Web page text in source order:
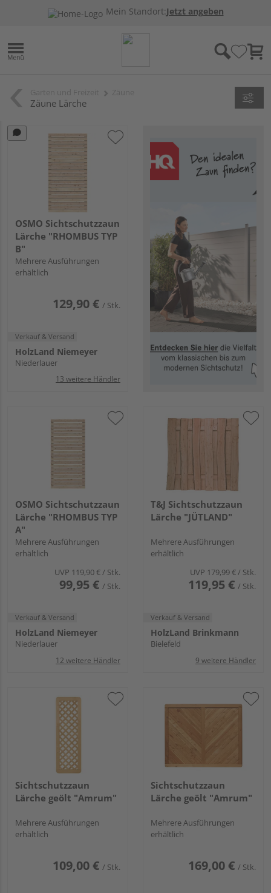
Mein Standort:Jetzt angeben
Zäune Lärche
OSMO Sichtschutzzaun
Lärche "RHOMBUS TYP
B"
Mehrere Ausführungen
erhältlich
129,90 € / Stk.
Verkauf & Versand
HolzLand Niemeyer
Niederlauer
13 weitere Händler
OSMO Sichtschutzzaun
Lärche "RHOMBUS TYP
A"
Mehrere Ausführungen
erhältlich
UVP 119,90 €/ Stk.
99,95 € / Stk.
Verkauf & Versand
HolzLand Niemeyer
Niederlauer
12 weitere Händler
T&J Sichtschutzzaun
Lärche "JÜTLAND"
Mehrere Ausführungen
erhältlich
UVP 179,99 €/ Stk.
119,95 € / Stk.
Verkauf & Versand
HolzLand Brinkmann
Bielefeld
9 weitere Händler
Sichtschutzzaun
Lärche geölt "Amrum"
Mehrere Ausführungen
erhältlich
109,00 € / Stk.
Sichtschutzzaun
Lärche geölt "Amrum"
Mehrere Ausführungen
erhältlich
169,00 € / Stk.